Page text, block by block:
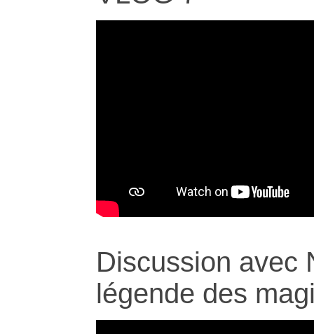
Discussion avec
légende des